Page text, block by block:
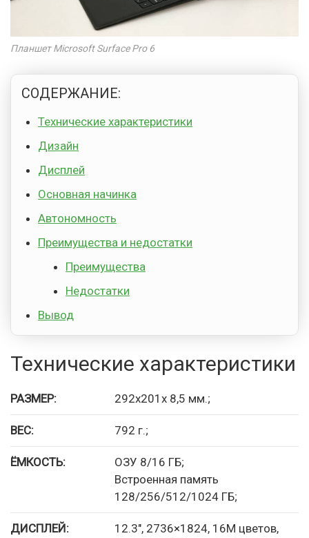
Планшет Microsoft Surface Pro 6
СОДЕРЖАНИЕ:
Технические характеристики
Дизайн
Дисплей
Основная начинка
Автономность
Преимущества и недостатки
Преимущества
Недостатки
Вывод
Технические характеристики
РАЗМЕР: 292x201x 8,5 мм.;
ВЕС: 792 г.;
ЁМКОСТЬ:
ОЗУ 8/16 ГБ;
Встроенная память
128/256/512/1024 ГБ;
ДИСПЛЕЙ:
12.3″, 2736×1824, 16M цветов,